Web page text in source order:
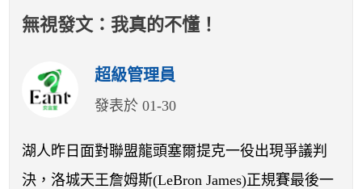
開賽列表
運彩教學專區
無視發文：我真的不懂！
超級管理員
發表於 01-30
湖人昨日面對聯盟龍頭塞爾提克一役出現爭議判
決，洛城天王詹姆斯(LeBron James)正規賽最後一